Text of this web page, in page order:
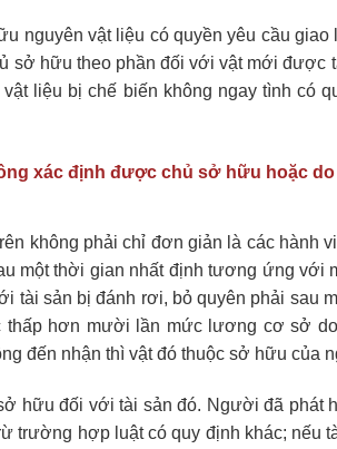
nguyên vật liệu có quyền yêu cầu giao
sở hữu theo phần đối với vật mới được
liệu bị chế biến không ngay tình có
xác định được chủ sở hữu hoặc
không phải chỉ đơn giản là các hành
một thời gian nhất định tương ứng với
sản bị đánh rơi, bỏ quyên phải sau
thấp hơn mười lần mức lương cơ sở
đến nhận thì vật đó thuộc sở hữu của
hữu đối với tài sản đó. Người đã phát
trường hợp luật có quy định khác; nếu